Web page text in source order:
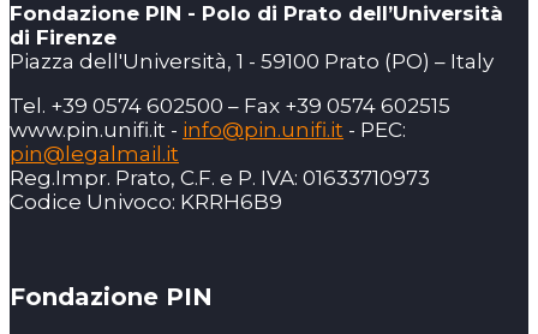
Fondazione PIN - Polo di Prato dell’Università
di Firenze
Piazza dell'Università, 1 - 59100 Prato (PO) – Italy
Tel. +39 0574 602500 – Fax +39 0574 602515
www.pin.unifi.it - info@pin.unifi.it - PEC:
pin@legalmail.it
Reg.Impr. Prato, C.F. e P. IVA: 01633710973
Codice Univoco: KRRH6B9
Fondazione PIN